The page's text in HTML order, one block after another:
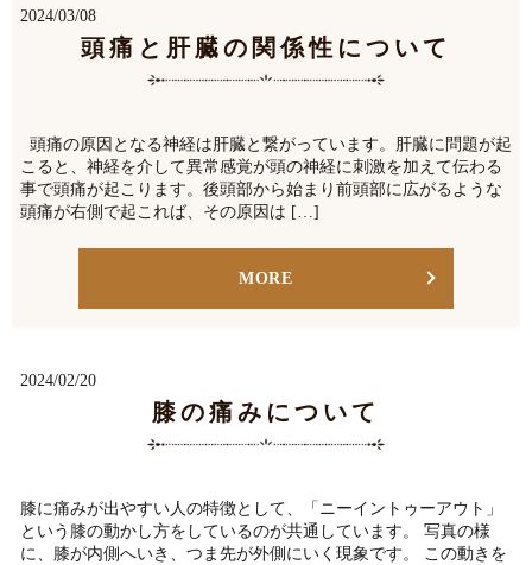
2024/03/08
頭痛と肝臓の関係性について
頭痛の原因となる神経は肝臓と繋がっています。肝臓に問題が起
こると、神経を介して異常感覚が頭の神経に刺激を加えて伝わる
事で頭痛が起こります。後頭部から始まり前頭部に広がるような
頭痛が右側で起これば、その原因は […]
MORE
2024/02/20
膝の痛みについて
膝に痛みが出やすい人の特徴として、「ニーイントゥーアウト」
という膝の動かし方をしているのが共通しています。 写真の様
に、膝が内側へいき、つま先が外側にいく現象です。 この動きを